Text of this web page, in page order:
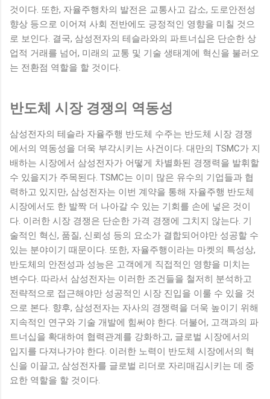
것이다. 또한, 자율주행차의 발전은 교통사고 감소, 도로안전성
향상 등으로 이어져 사회 전반에도 긍정적인 영향을 미칠 것으
로 보인다. 결국, 삼성전자의 테슬라와의 파트너십은 단순한 상
업적 거래를 넘어, 미래의 교통 및 기술 생태계에 혁신을 불러오
는 전환점 역할을 할 것이다.
반도체 시장 경쟁의 역동성
삼성전자의 테슬라 자율주행 반도체 수주는 반도체 시장 경쟁
에서의 역동성을 더욱 부각시키는 사건이다. 대만의 TSMC가 지
배하는 시장에서 삼성전자가 어떻게 차별화된 경쟁력을 발휘할
수 있을지가 주목된다. TSMC는 이미 많은 유수의 기업들과 협
력하고 있지만, 삼성전자는 이번 계약을 통해 자율주행 반도체
시장에서도 한 발짝 더 나아갈 수 있는 기회를 손에 넣은 것이
다. 이러한 시장 경쟁은 단순한 가격 경쟁에 그치지 않는다. 기
술적인 혁신, 품질, 신뢰성 등의 요소가 결합되어야만 성공할 수
있는 분야이기 때문이다. 또한, 자율주행이라는 마켓의 특성상,
반도체의 안전성과 성능은 고객에게 직접적인 영향을 미치는
변수다. 따라서 삼성전자는 이러한 조건들을 철저히 분석하고
전략적으로 접근해야만 성공적인 시장 진입을 이룰 수 있을 것
으로 본다. 향후, 삼성전자는 자사의 경쟁력을 더욱 높이기 위해
지속적인 연구와 기술 개발에 힘써야 한다. 더불어, 고객과의 파
트너십을 확대하여 협력관계를 강화하고, 글로벌 시장에서의
입지를 다져나가야 한다. 이러한 노력이 반도체 시장에서의 혁
신을 이끌고, 삼성전자를 글로벌 리더로 자리매김시키는 데 중
요한 역할을 할 것이다.